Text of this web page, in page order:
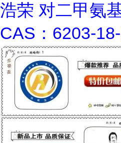
浩荣 对二甲氨
CAS：6203-